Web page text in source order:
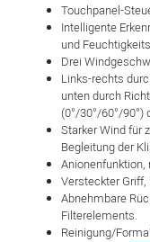
Touchpanel-
Intelligente
und
Drei
Links-rechts
unten durch
(0°/30°/60°/
Starker Wind für
Begleitung der
Anionenfunktion,
Versteckter
Abnehmbare
Filterelements.
Reinigung/